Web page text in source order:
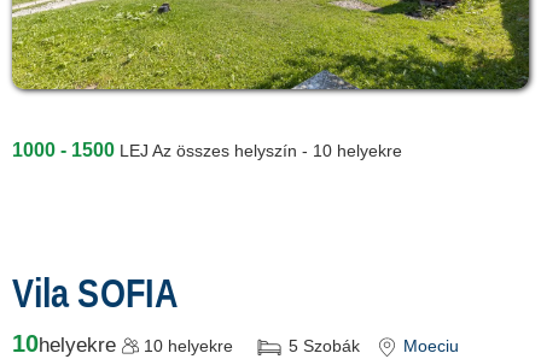
1000 - 1500 LEJ Az összes helyszín - 10 helyekre
Vila SOFIA
10helyekre 10 helyekre 5 Szobák Moeciu